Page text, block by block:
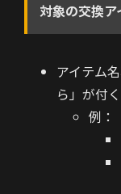
対象の交換ア
アイテム
ら」が付
例：